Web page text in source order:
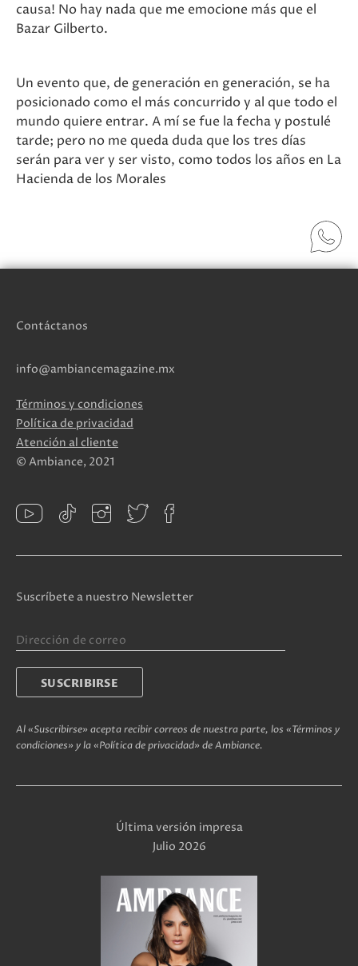
causa! No hay nada que me emocione más que el
Bazar Gilberto.
Un evento que, de generación en generación, se ha
posicionado como el más concurrido y al que todo el
mundo quiere entrar. A mí se fue la fecha y postulé
tarde; pero no me queda duda que los tres días
serán para ver y ser visto, como todos los años en La
Hacienda de los Morales
Contáctanos
info@ambiancemagazine.mx
Términos y condiciones
Política de privacidad
Atención al cliente
© Ambiance, 2021
Suscríbete a nuestro Newsletter
Al «Suscribirse» acepta recibir correos de nuestra parte, los «Términos y
condiciones» y la «Política de privacidad» de Ambiance.
Última versión impresa
Julio 2026